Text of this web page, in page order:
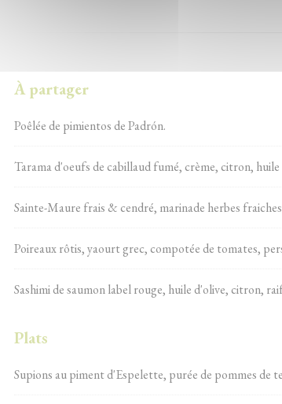
À partager
Poêlée de pimientos de Padrón.
Tarama d'oeufs de cabillaud fumé, crème, citron, huile
Sainte-Maure frais & cendré, marinade herbes
Poireaux rôtis, yaourt grec, compotée de tomates,
Sashimi de saumon label rouge, huile d'olive, citron,
Plats
Supions au piment d'Espelette, purée de pommes de